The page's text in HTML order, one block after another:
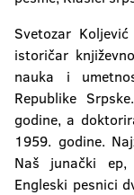
Svetozar
istoričar
nauka i
Republike
godine, a
1959. godine.
Naš junački ep,
Engleski pesnici